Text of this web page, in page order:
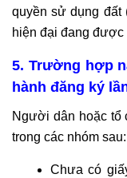
quyền sử dụng đất
hiện đại đang được
5. Trường hợp
hành đăng ký
Người dân hoặc tổ
trong các nhóm sau:
Chưa có